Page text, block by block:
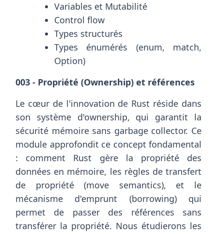
Variables et Mutabilité
Control flow
Types structurés
Types énumérés (enum, match,
Option)
003 - Propriété (Ownership) et références
Le cœur de l'innovation de Rust réside dans
son système d'ownership, qui garantit la
sécurité mémoire sans garbage collector. Ce
module approfondit ce concept fondamental
: comment Rust gère la propriété des
données en mémoire, les règles de transfert
de propriété (move semantics), et le
mécanisme d'emprunt (borrowing) qui
permet de passer des références sans
transférer la propriété. Nous étudierons les